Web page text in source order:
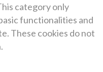
category only
functionalities and
These cookies do not